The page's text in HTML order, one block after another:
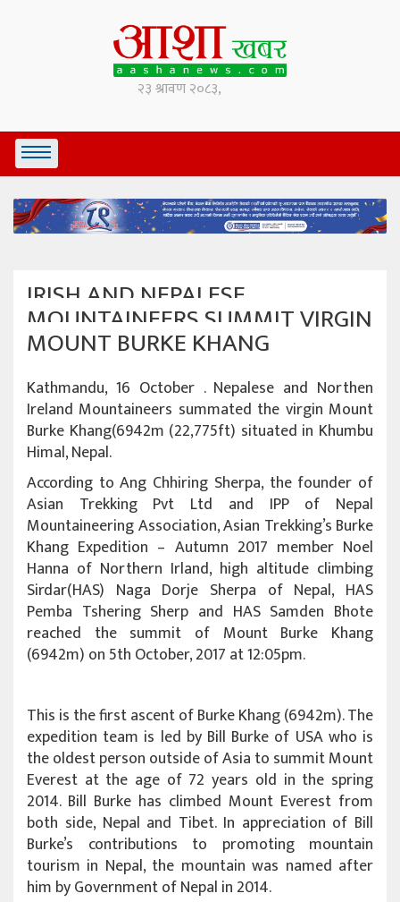
IRISH AND NEPALESE
MOUNTAINEERS SUMMIT VIRGIN
MOUNT BURKE KHANG
Kathmandu, 16 October . Nepalese and Northen
Ireland Mountaineers summated the virgin Mount
Burke Khang(6942m (22,775ft) situated in Khumbu
Himal, Nepal.
According to Ang Chhiring Sherpa, the founder of
Asian Trekking Pvt Ltd and IPP of Nepal
Mountaineering Association, Asian Trekking’s Burke
Khang Expedition – Autumn 2017 member Noel
Hanna of Northern Irland, high altitude climbing
Sirdar(HAS) Naga Dorje Sherpa of Nepal, HAS
Pemba Tshering Sherp and HAS Samden Bhote
reached the summit of Mount Burke Khang
(6942m) on 5th October, 2017 at 12:05pm.
This is the first ascent of Burke Khang (6942m). The
expedition team is led by Bill Burke of USA who is
the oldest person outside of Asia to summit Mount
Everest at the age of 72 years old in the spring
2014. Bill Burke has climbed Mount Everest from
both side, Nepal and Tibet. In appreciation of Bill
Burke’s contributions to promoting mountain
tourism in Nepal, the mountain was named after
him by Government of Nepal in 2014.